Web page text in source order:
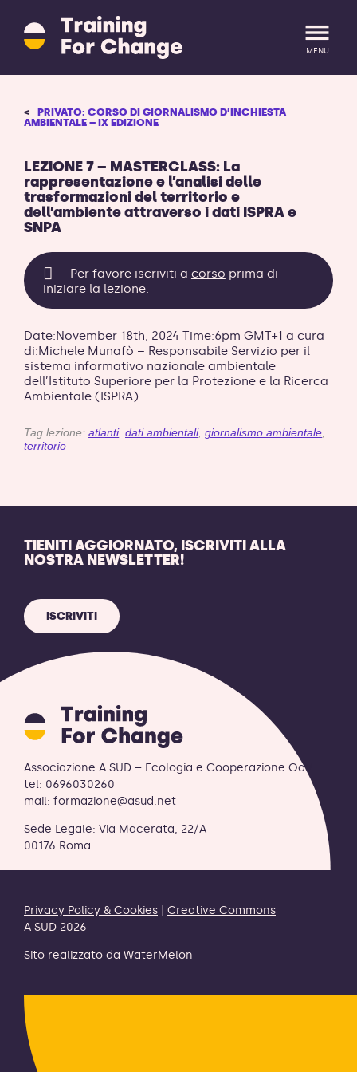
Training
for
Change
alla
homepage
MENU
PRIVATO: CORSO DI GIORNALISMO D’INCHIESTA
AMBIENTALE – IX EDIZIONE
LEZIONE 7 – MASTERCLASS: La
rappresentazione e l’analisi delle
trasformazioni del territorio e
dell’ambiente attraverso i dati ISPRA e
SNPA
Per favore iscriviti a corso prima di
iniziare la lezione.
Date:November 18th, 2024 Time:6pm GMT+1 a cura
di:Michele Munafò – Responsabile Servizio per il
sistema informativo nazionale ambientale
dell’Istituto Superiore per la Protezione e la Ricerca
Ambientale (ISPRA)
Tag lezione: atlanti, dati ambientali, giornalismo ambientale
territorio
TIENITI AGGIORNATO, ISCRIVITI ALLA
NOSTRA NEWSLETTER!
ISCRIVITI
Training
for
Change
logo
-
ritorna
homepage
Associazione A SUD – Ecologia e Cooperazione OdV
tel: 0696030260
mail: formazione@asud.net
Sede Legale: Via Macerata, 22/A
00176 Roma
Privacy Policy & Cookies
Creative Commons
A SUD 2026
Sito realizzato da WaterMelon